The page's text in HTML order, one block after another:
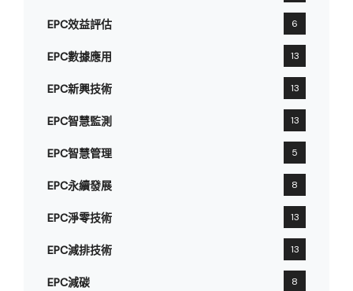
EPC效益評估 6
EPC數據應用 13
EPC新興技術 13
EPC智慧監測 13
EPC智慧管理 5
EPC永續發展 8
EPC淨零技術 13
EPC減排技術 13
EPC減碳 8